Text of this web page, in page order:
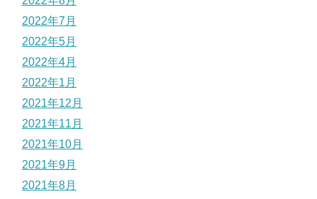
2022年7月
2022年5月
2022年4月
2022年1月
2021年12月
2021年11月
2021年10月
2021年9月
2021年8月